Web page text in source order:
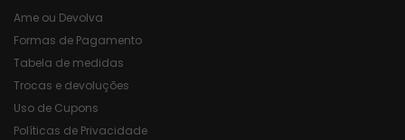
Ame ou Devolva
Formas de Pagamento
Tabela de medidas
Trocas e devoluções
Uso de Cupons
Políticas de Privacidade